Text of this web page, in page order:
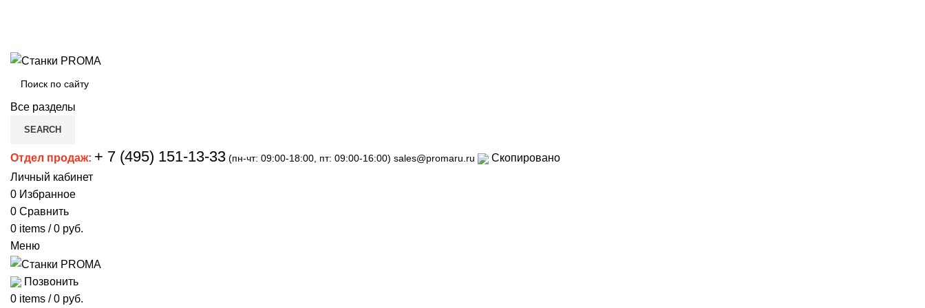
Все разделы
SEARCH
Отдел продаж: + 7 (495) 151-13-33 (пн-чт: 09:00-18:00, пт: 09:00-16:00) sales@promaru.ru
Скопировано
Личный кабинет
0 Избранное
0 Сравнить
0 items / 0 руб.
Меню
Позвонить
0 items / 0 руб.